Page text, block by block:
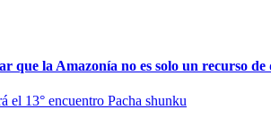
la Amazonía no es solo un recurso de